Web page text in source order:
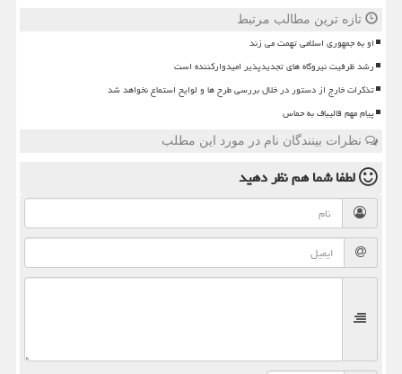
تازه ترین مطالب مرتبط
او به جمهوری اسلامی تهمت می زند
رشد ظرفیت نیروگاه های تجدیدپذیر امیدوارکننده است
تذکرات خارج از دستور در خلال بررسی طرح ها و لوایح استماع نخواهد شد
پیام مهم قالیباف به حماس
نظرات بینندگان نام در مورد این مطلب
لطفا شما همنظر دهید